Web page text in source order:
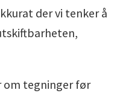
der vi tenker å
om tegninger før